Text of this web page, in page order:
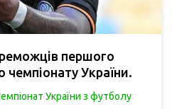
першого
чемпіонату України.
України з футболу